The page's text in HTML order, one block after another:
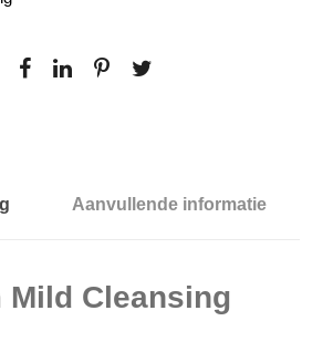
Aanvullende informatie
Mild Cleansing